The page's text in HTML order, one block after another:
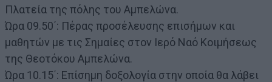
Πλατεία της πόλης του Αμπελώνα.
Ώρα 09.50΄: Πέρας προσέλευσης επισήμων και
μαθητών με τις Σημαίες στον Ιερό Ναό Κοιμήσεως
της Θεοτόκου Αμπελώνα.
Ώρα 10.15΄: Επίσημη δοξολογία στην οποία θα λάβει